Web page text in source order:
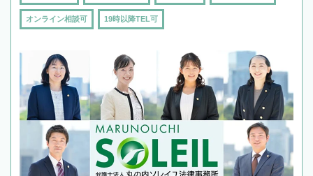
オンライン相談可 19時以降TEL可